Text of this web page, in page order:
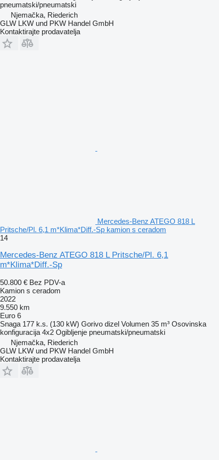
pneumatski/pneumatski
Njemačka, Riederich
GLW LKW und PKW Handel GmbH
Kontaktirajte prodavatelja
Mercedes-Benz ATEGO 818 L
Pritsche/Pl. 6,1 m*Klima*Diff.-Sp kamion s ceradom
14
Mercedes-Benz ATEGO 818 L Pritsche/Pl. 6,1
m*Klima*Diff.-Sp
50.800 € Bez PDV-a
Kamion s ceradom
2022
9.550 km
Euro 6
Snaga 177 k.s. (130 kW) Gorivo dizel Volumen 35 m³ Osovinska
konfiguracija 4x2 Ogibljenje pneumatski/pneumatski
Njemačka, Riederich
GLW LKW und PKW Handel GmbH
Kontaktirajte prodavatelja